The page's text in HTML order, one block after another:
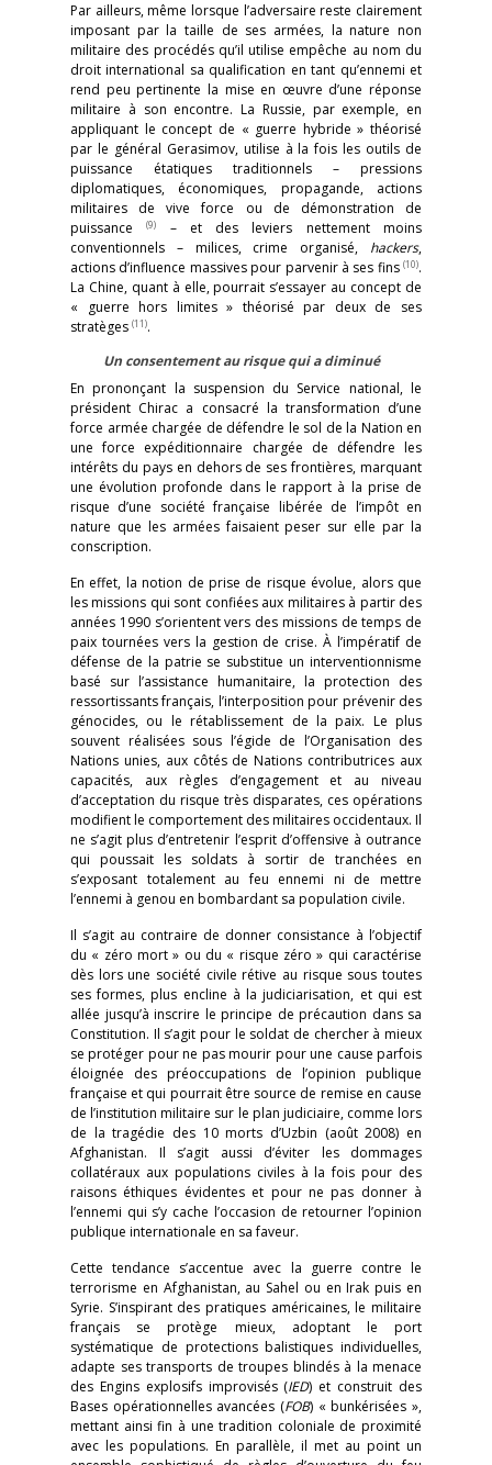
Par ailleurs, même lorsque l’adversaire reste clairement
imposant par la taille de ses armées, la nature non
militaire des procédés qu’il utilise empêche au nom du
droit international sa qualification en tant qu’ennemi et
rend peu pertinente la mise en œuvre d’une réponse
militaire à son encontre. La Russie, par exemple, en
appliquant le concept de « guerre hybride » théorisé
par le général Gerasimov, utilise à la fois les outils de
puissance étatiques traditionnels – pressions
diplomatiques, économiques, propagande, actions
militaires de vive force ou de démonstration de
puissance(9)
– et des leviers nettement moins
conventionnels – milices, crime organisé, hackers,
actions d’influence massives pour parvenir à ses fins (10).
La Chine, quant à elle, pourrait s’essayer au concept de
« guerre hors limites » théorisé par deux de ses
stratèges (11).
Un consentement au risque qui a diminué
En prononçant la suspension du Service national, le
président Chirac a consacré la transformation d’une
force armée chargée de défendre le sol de la Nation en
une force expéditionnaire chargée de défendre les
intérêts du pays en dehors de ses frontières, marquant
une évolution profonde dans le rapport à la prise de
risque d’une société française libérée de l’impôt en
nature que les armées faisaient peser sur elle par la
conscription.
En effet, la notion de prise de risque évolue, alors que
les missions qui sont confiées aux militaires à partir des
années 1990 s’orientent vers des missions de temps de
paix tournées vers la gestion de crise. À l’impératif de
défense de la patrie se substitue un interventionnisme
basé sur l’assistance humanitaire, la protection des
ressortissants français, l’interposition pour prévenir des
génocides, ou le rétablissement de la paix. Le plus
souvent réalisées sous l’égide de l’Organisation des
Nations unies, aux côtés de Nations contributrices aux
capacités, aux règles d’engagement et au niveau
d’acceptation du risque très disparates, ces opérations
modifient le comportement des militaires occidentaux. Il
ne s’agit plus d’entretenir l’esprit d’offensive à outrance
qui poussait les soldats à sortir de tranchées en
s’exposant totalement au feu ennemi ni de mettre
l’ennemi à genou en bombardant sa population civile.
Il s’agit au contraire de donner consistance à l’objectif
du « zéro mort » ou du « risque zéro » qui caractérise
dès lors une société civile rétive au risque sous toutes
ses formes, plus encline à la judiciarisation, et qui est
allée jusqu’à inscrire le principe de précaution dans sa
Constitution. Il s’agit pour le soldat de chercher à mieux
se protéger pour ne pas mourir pour une cause parfois
éloignée des préoccupations de l’opinion publique
française et qui pourrait être source de remise en cause
de l’institution militaire sur le plan judiciaire, comme lors
de la tragédie des 10 morts d’Uzbin (août 2008) en
Afghanistan. Il s’agit aussi d’éviter les dommages
collatéraux aux populations civiles à la fois pour des
raisons éthiques évidentes et pour ne pas donner à
l’ennemi qui s’y cache l’occasion de retourner l’opinion
publique internationale en sa faveur.
Cette tendance s’accentue avec la guerre contre le
terrorisme en Afghanistan, au Sahel ou en Irak puis en
Syrie. S’inspirant des pratiques américaines, le militaire
français se protège mieux, adoptant le port
systématique de protections balistiques individuelles,
adapte ses transports de troupes blindés à la menace
des Engins explosifs improvisés (IED) et construit des
Bases opérationnelles avancées (FOB) « bunkérisées »,
mettant ainsi fin à une tradition coloniale de proximité
avec les populations. En parallèle, il met au point un